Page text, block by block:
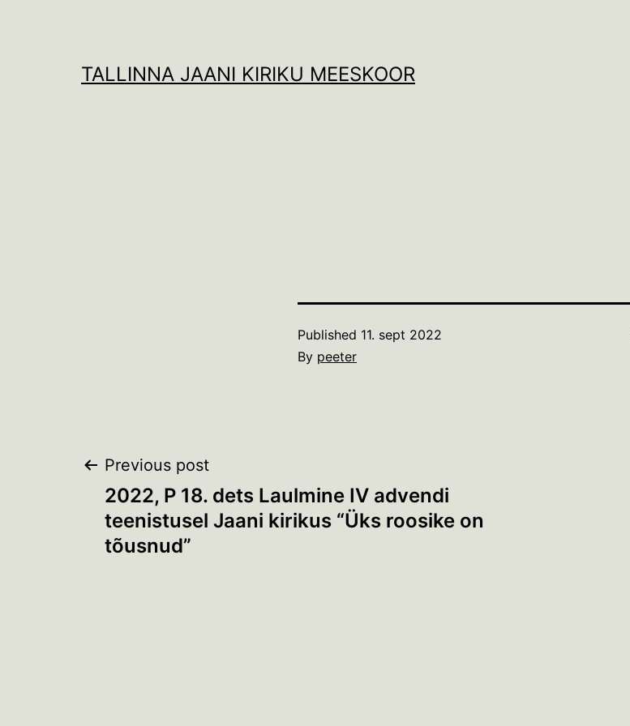
TALLINNA JAANI KIRIKU MEESKOOR
Published 11. sept 2022
By peeter
Navigeerimine
Previous post
2022, P 18. dets Laulmine IV advendi
teenistusel Jaani kirikus “Üks roosike on
tõusnud”